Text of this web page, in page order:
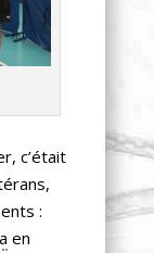
c’était
:
en